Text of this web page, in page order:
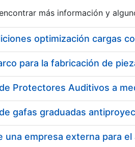
más información y
optimización cargas
para la fabricación de